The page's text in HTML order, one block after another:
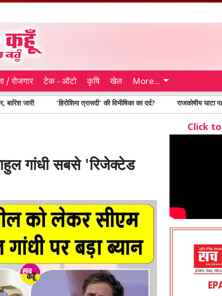
/ रोजगार टेक - ऑटो कृषि खेल More...
‘हिरोशिमा त्रासदी’ की विभीषिका का दर्द? राजकोषीय घाटा पहली
गांधी सबसे 'रिजेक्टेड
Click